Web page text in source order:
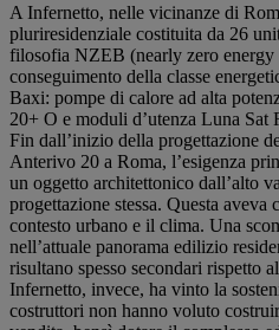
A Infernetto, nelle vicinanze di
pluriresidenziale costituita da 26
filosofia NZEB (nearly zero
conseguimento della classe
Baxi: pompe di calore ad alta
20+ O e moduli d’utenza Luna Sat
Fin dall’inizio della progettazione
Anterivo 20 a Roma, l’esigenza
un oggetto architettonico dall’alto
progettazione stessa. Questa
contesto urbano e il clima. Una
nell’attuale panorama edilizio
risultano spesso secondari rispetto
Infernetto, invece, ha vinto la
costruttori non hanno voluto